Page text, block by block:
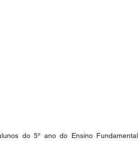
do 5º ano do Ensino